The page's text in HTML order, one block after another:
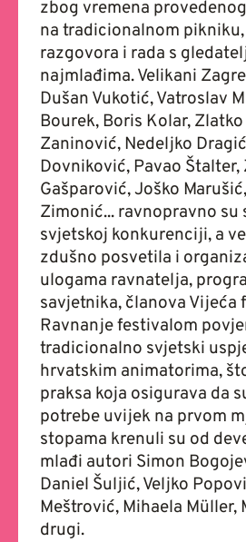
zbog vremena
na tradicionalnom
razgovora i rada s
najmlađima. Velikani
Dušan Vukotić, Vatroslav
Bourek, Boris Kolar,
Zaninović, Nedeljko
Dovniković, Pavao Štalter,
Gašparović, Joško
Zimonić... ravnopravno su
svjetskoj konkurenciji, a
zdušno posvetila i
ulogama ravnatelja,
savjetnika, članova Vijeća
Ravnanje festivalom
tradicionalno svjetski
hrvatskim animatorima,
praksa koja osigurava da
potrebe uvijek na prvom
stopama krenuli su od
mlađi autori Simon
Daniel Šuljić, Veljko
Meštrović, Mihaela Müller,
drugi.